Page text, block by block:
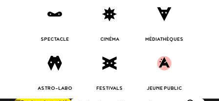
SPECTACLE CINÉMA MÉDIATHÈQUES
ASTRO-LABO FESTIVALS JEUNE PUBLIC